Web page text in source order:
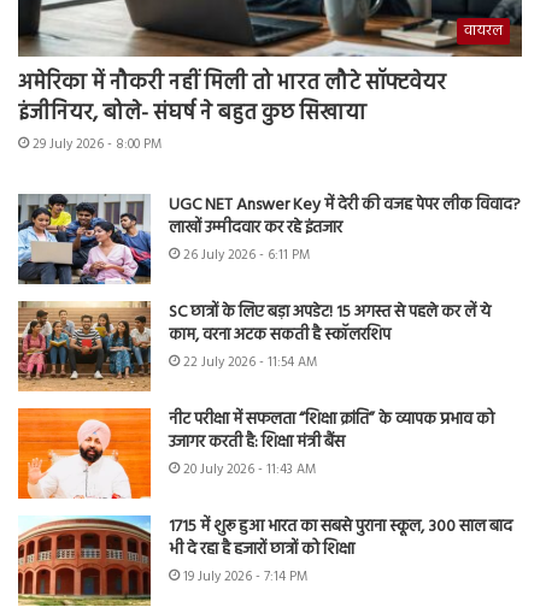
वायरल
अमेरिका में नौकरी नहीं मिली तो भारत लौटे सॉफ्टवेयर
इंजीनियर, बोले- संघर्ष ने बहुत कुछ सिखाया
29 July 2026 - 8:00 PM
UGC NET Answer Key में देरी की वजह पेपर लीक विवाद?
लाखों उम्मीदवार कर रहे इंतजार
26 July 2026 - 6:11 PM
SC छात्रों के लिए बड़ा अपडेट! 15 अगस्त से पहले कर लें ये
काम, वरना अटक सकती है स्कॉलरशिप
22 July 2026 - 11:54 AM
नीट परीक्षा में सफलता “शिक्षा क्रांति” के व्यापक प्रभाव को
उजागर करती है: शिक्षा मंत्री बैंस
20 July 2026 - 11:43 AM
1715 में शुरू हुआ भारत का सबसे पुराना स्कूल, 300 साल बाद
भी दे रहा है हजारों छात्रों को शिक्षा
19 July 2026 - 7:14 PM